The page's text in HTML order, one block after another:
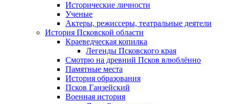
Исторические личности
Ученые
Актеры, режиссеры, театральные деятели
История Псковской области
Краеведческая копилка
Легенды Псковского края
Смотрю на древний Псков влюблённо
Памятные места
История образования
Псков Ганзейский
Военная история